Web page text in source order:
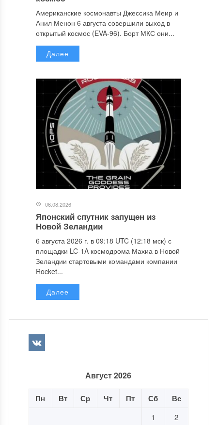
Американские космонавты Джессика Меир и
Анил Менон 6 августа совершили выход в
открытый космос (EVA-96). Борт МКС они...
Далее
06.08.2026
Японский спутник запущен из
Новой Зеландии
6 августа 2026 г. в 09:18 UTC (12:18 мск) с
площадки LC-1A космодрома Махиа в Новой
Зеландии стартовыми командами компании
Rocket...
Далее
Август 2026
Пн Вт Ср Чт Пт Сб Вс
1
2